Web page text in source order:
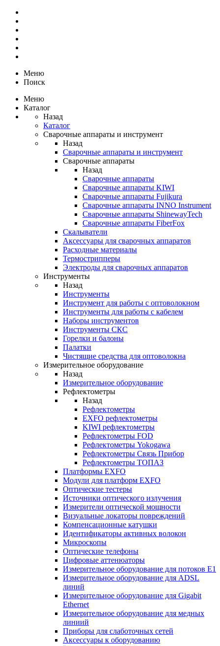
Меню
Поиск
Меню
Каталог
Назад
Каталог
Сварочные аппараты и инструмент
Назад
Сварочные аппараты и инструмент
Сварочные аппараты
Назад
Сварочные аппараты
Сварочные аппараты KIWI
Сварочные аппараты Fujikura
Сварочные аппараты INNO Instrument
Сварочные аппараты ShinewayTech
Cварочные аппараты FiberFox
Скалыватели
Аксессуары для сварочных аппаратов
Расходные материалы
Термострипперы
Электроды для сварочных аппаратов
Инструменты
Назад
Инструменты
Инструмент для работы с оптоволокном
Инструменты для работы с кабелем
Наборы инструментов
Инструменты СКС
Горелки и балоны
Палатки
Чистящие средства для оптоволокна
Измерительное оборудование
Назад
Измерительное оборудование
Рефлектометры
Назад
Рефлектометры
EXFO рефлектометры
KIWI рефлектометры
Рефлектометры FOD
Рефлектометры Yokogawa
Рефлектометры Связь Прибор
Рефлектометры ТОПАЗ
Платформы EXFO
Модули для платформ EXFO
Оптические тестеры
Источники оптического излучения
Измерители оптической мощности
Визуальные локаторы повреждений
Компенсационные катушки
Идентификаторы активных волокон
Микроскопы
Оптические телефоны
Цифровые аттенюаторы
Измерительное оборудование для потоков Е1
Измерительное оборудование для ADSL
линий
Измерительное оборудование для Gigabit
Ethernet
Измерительное оборудование для медных
линиий
Приборы для слаботочных сетей
Аксессуары к оборудованию